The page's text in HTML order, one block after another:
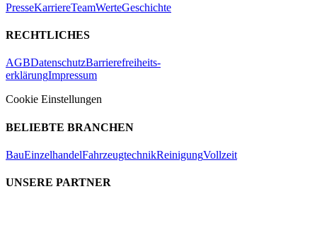
PresseKarriereTeamWerteGeschichte
RECHTLICHES
AGBDatenschutzBarrierefreiheits-
erklärungImpressum
Cookie Einstellungen
BELIEBTE BRANCHEN
BauEinzelhandelFahrzeugtechnikReinigungVollzeit
UNSERE PARTNER